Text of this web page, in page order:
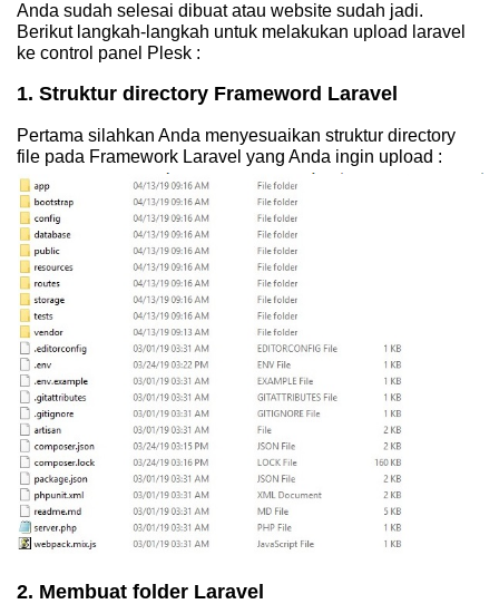
Anda sudah selesai dibuat atau website sudah jadi.
Berikut langkah-langkah untuk melakukan upload laravel
ke control panel Plesk :
1. Struktur directory Frameword Laravel
Pertama silahkan Anda menyesuaikan struktur directory
file pada Framework Laravel yang Anda ingin upload :
2. Membuat folder Laravel